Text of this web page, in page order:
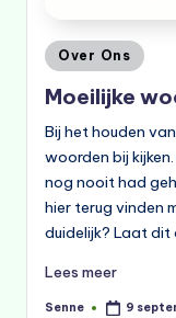
Geplaatst
in
Over Ons
Moeilijke
Bij het houden
woorden bij
nog nooit had
hier terug vinden
duidelijk? Laat dit
Lees meer
Geplaatst
Senne 9